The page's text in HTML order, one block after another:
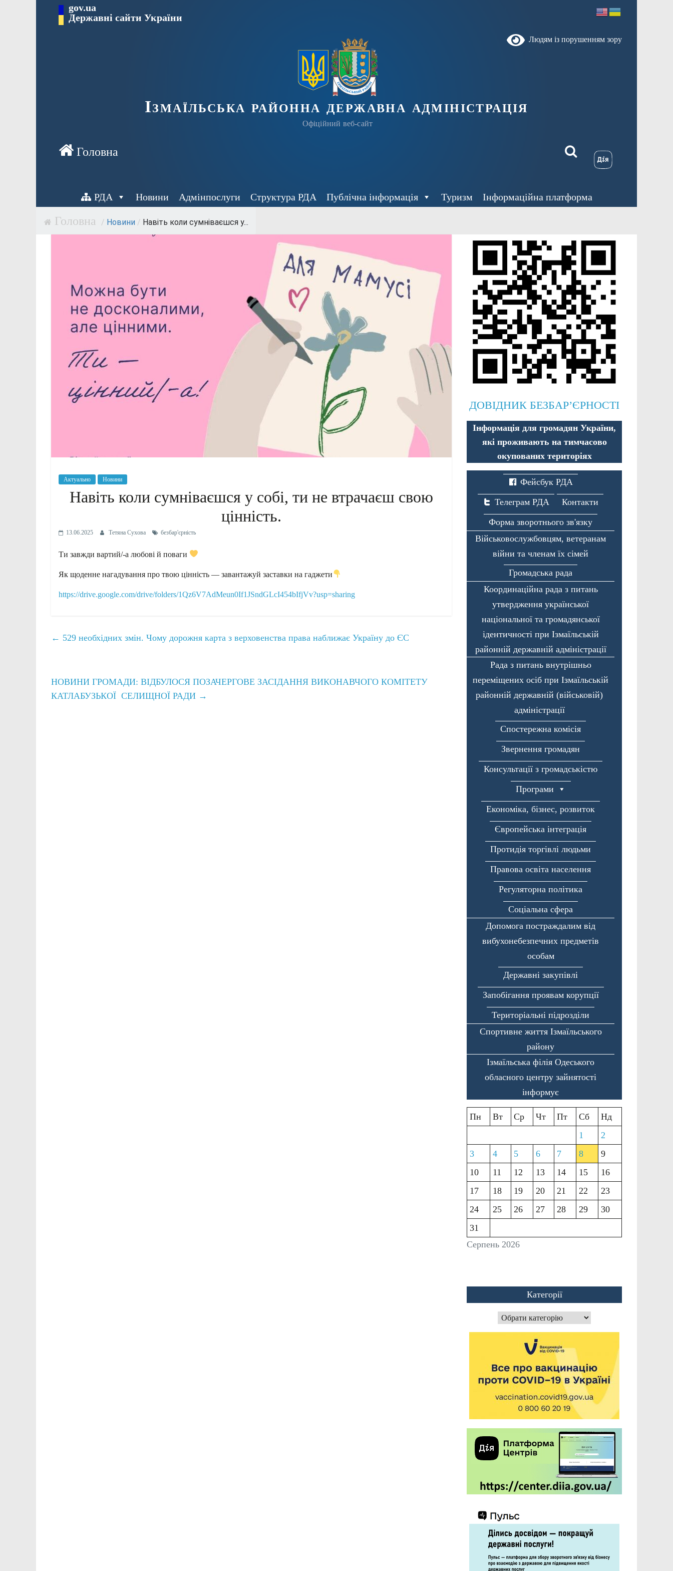
gov.ua
Державні сайти України
Людям із порушенням зору
Ізмаїльська районна державна адміністрація
Офіційний веб-сайт
РДА Новини Адмінпослуги Структура РДА Публічна інформація Туризм Інформаційна платформа
/ Новини / Навіть коли сумніваєшся у...
Актуально Новини
Навіть коли сумніваєшся у собі, ти не втрачаєш свою
цінність.
13.06.2025 Тетяна Сухова безбар'єрність
Ти завжди вартий/-а любові й поваги
Як щоденне нагадування про твою цінність — завантажуй заставки на гаджети
https://drive.google.com/drive/folders/1Qz6V7AdMeun0If1JSndGLcI454bIfjVv?usp=sharing
← 529 необхідних змін. Чому дорожня карта з верховенства права наближає Україну до ЄС
НОВИНИ ГРОМАДИ: ВІДБУЛОСЯ ПОЗАЧЕРГОВЕ ЗАСІДАННЯ ВИКОНАВЧОГО КОМІТЕТУ
КАТЛАБУЗЬКОЇ СЕЛИЩНОЇ РАДИ →
ДОВІДНИК БЕЗБАР’ЄРНОСТІ
Інформація для громадян України,
які проживають на тимчасово
окупованих територіях
Фейсбук РДА
Телеграм РДА
Контакти
Форма зворотнього зв'язку
Військовослужбовцям, ветеранам
війни та членам їх сімей
Громадська рада
Координаційна рада з питань
утвердження української
національної та громадянської
ідентичності при Ізмаїльській
районній державній адміністрації
Рада з питань внутрішньо
переміщених осіб при Ізмаїльській
районній державній (військовій)
адміністрації
Спостережна комісія
Звернення громадян
Консультації з громадськістю
Програми
Економіка, бізнес, розвиток
Європейська інтеграція
Протидія торгівлі людьми
Правова освіта населення
Регуляторна політика
Соціальна сфера
Допомога постраждалим від
вибухонебезпечних предметів
особам
Державні закупівлі
Запобігання проявам корупції
Територіальні підрозділи
Спортивне життя Ізмаїльського
району
Ізмаїльська філія Одеського
обласного центру зайнятості
інформує
Серпень 2026
Пн Вт Ср Чт Пт Сб
Нд
1
2
3
4 5 6 7 8
9
10
11 12 13 14 15
16
17
18 19 20 21 22
23
24
25 26 27 28 29
30
31
Категорії
Категорії